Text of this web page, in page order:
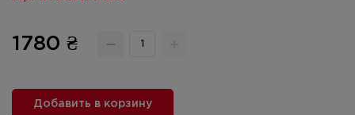
1780 ₴
Добавить в корзину